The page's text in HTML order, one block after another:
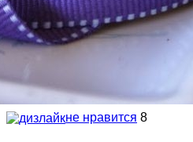
не нравится 8